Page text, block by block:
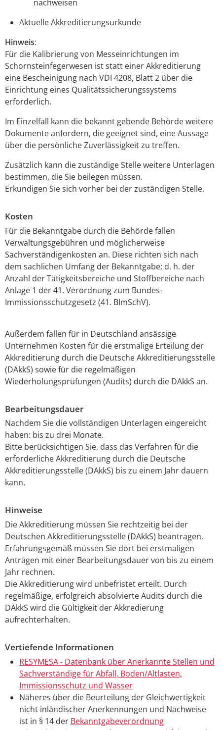
nachweisen
Aktuelle Akkreditierungsurkunde
Hinweis:
Für die Kalibrierung von Messeinrichtungen im
Schornsteinfegerwesen ist statt einer Akkreditierung
eine Bescheinigung nach VDI 4208, Blatt 2 über die
Einrichtung eines Qualitätssicherungssystems
erforderlich.
Im Einzelfall kann die bekannt gebende Behörde weitere
Dokumente anfordern, die geeignet sind, eine Aussage
über die persönliche Zuverlässigkeit zu treffen.
Zusätzlich kann die zuständige Stelle weitere Unterlagen
bestimmen, die Sie beilegen müssen.
Erkundigen Sie sich vorher bei der zuständigen Stelle.
Kosten
Für die Bekanntgabe durch die Behörde fallen
Verwaltungsgebühren und möglicherweise
Sachverständigenkosten an. Diese richten sich nach
dem sachlichen Umfang der Bekanntgabe; d. h. der
Anzahl der Tätigkeitsbereiche und Stoffbereiche nach
Anlage 1 der 41. Verordnung zum Bundes-
Immissionsschutzgesetz (41. BImSchV).
Außerdem fallen für in Deutschland ansässige
Unternehmen Kosten für die erstmalige Erteilung der
Akkreditierung durch die Deutsche Akkreditierungsstelle
(DAkkS) sowie für die regelmäßigen
Wiederholungsprüfungen (Audits) durch die DAkkS an.
Bearbeitungsdauer
Nachdem Sie die vollständigen Unterlagen eingereicht
haben: bis zu drei Monate.
Bitte berücksichtigen Sie, dass das Verfahren für die
erforderliche Akkreditierung durch die Deutsche
Akkreditierungsstelle (DAkkS) bis zu einem Jahr dauern
kann.
Hinweise
Die Akkreditierung müssen Sie rechtzeitig bei der
Deutschen Akkreditierungsstelle (DAkkS) beantragen.
Erfahrungsgemäß müssen Sie dort bei erstmaligen
Anträgen mit einer Bearbeitungsdauer von bis zu einem
Jahr rechnen.
Die Akkreditierung wird unbefristet erteilt. Durch
regelmäßige, erfolgreich absolvierte Audits durch die
DAkkS wird die Gültigkeit der Akkredierung
aufrechterhalten.
Vertiefende Informationen
RESYMESA - Datenbank über Anerkannte Stellen und
Sachverständige für Abfall, Boden/Altlasten,
Immissionsschutz und Wasser
Näheres über die Beurteilung der Gleichwertigkeit
nicht inländischer Anerkennungen und Nachweise
ist in § 14 der Bekanntgabeverordnung